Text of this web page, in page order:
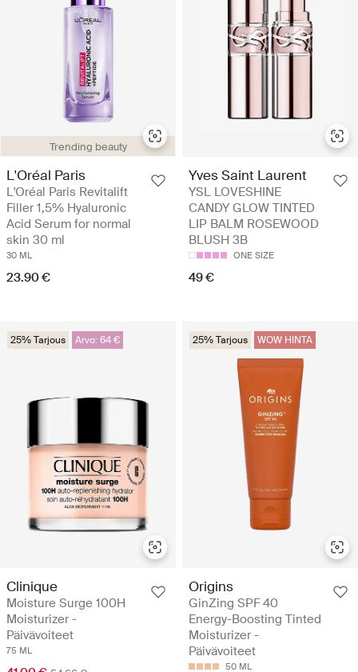
Trending beauty
L'Oréal Paris
L'Oréal Paris Revitalift
Filler 1,5% Hyaluronic
Acid Serum for normal
skin 30 ml
30 ML
23.90 €
Yves Saint Laurent
YSL LOVESHINE
CANDY GLOW TINTED
LIP BALM ROSEWOOD
BLUSH 3B
ONE SIZE
49 €
25% Tarjous Arvo: 64 €
Clinique
Moisture Surge 100H
Moisturizer -
Päivävoiteet
75 ML
25% Tarjous WOW HINTA
Origins
GinZing SPF 40
Energy-Boosting Tinted
Moisturizer -
Päivävoiteet
50 ML